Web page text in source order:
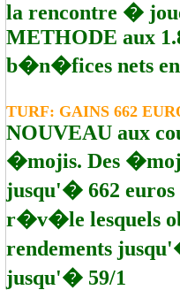
la rencontre �
METHODE aux
b�n�fices nets
TURF: GAINS 662
NOUVEAU aux
�mojis. Des
jusqu'� 662 euros
r�v�le lesquels
rendements
jusqu'� 59/1